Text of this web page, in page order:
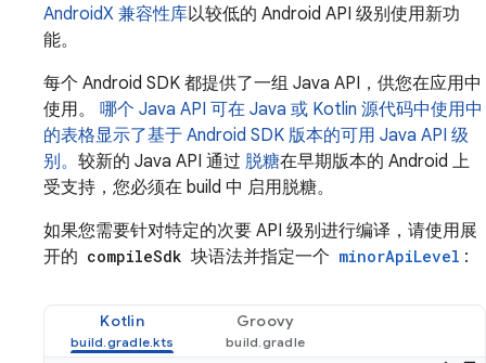
AndroidX 兼容性库以较低的 Android API 级别使用新功
能。
每个 Android SDK 都提供了一组 Java API，供您在应用中
使用。 哪个 Java API 可在 Java 或 Kotlin 源代码中使用中
的表格显示了基于 Android SDK 版本的可用 Java API 级
别。 较新的 Java API 通过 脱糖在早期版本的 Android 上
受支持，您必须在 build 中 启用脱糖。
如果您需要针对特定的次要 API 级别进行编译，请使用展
开的 compileSdk 块语法并指定一个 minorApiLevel :
Kotlin Groovy